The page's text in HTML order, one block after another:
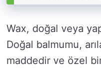
Wax, doğal veya
Doğal balmumu,
maddedir ve özel